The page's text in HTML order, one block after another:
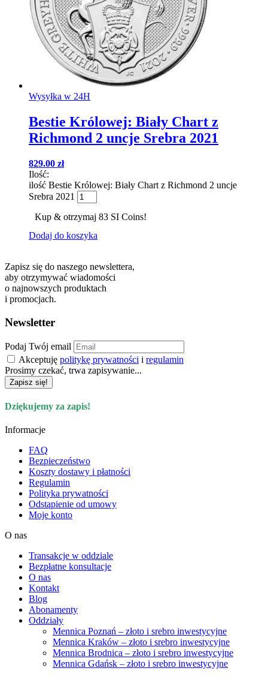
Wysyłka w 24H
Bestie Królowej: Biały Chart z
Richmond 2 uncje Srebra 2021
829.00 zł
Ilość:
ilość Bestie Królowej: Biały Chart z Richmond 2 uncje
Srebra 2021
Kup & otrzymaj 83 SI Coins!
Dodaj do koszyka
Zapisz się do naszego newslettera,
aby otrzymywać wiadomości
o najnowszych produktach
i promocjach.
Newsletter
Podaj Twój email
Akceptuję politykę prywatności i regulamin
Prosimy czekać, trwa zapisywanie...
Zapisz się!
Dziękujemy za zapis!
Informacje
FAQ
Bezpieczeństwo
Koszty dostawy i płatności
Regulamin
Polityka prywatności
Odstąpienie od umowy
Moje konto
O nas
Transakcje w oddziale
Bezpłatne konsultacje
O nas
Kontakt
Blog
Abonamenty
Oddziały
Mennica Poznań – złoto i srebro inwestycyjne
Mennica Kraków – złoto i srebro inwestycyjne
Mennica Brodnica – złoto i srebro inwestycyjne
Mennica Gdańsk – złoto i srebro inwestycyjne